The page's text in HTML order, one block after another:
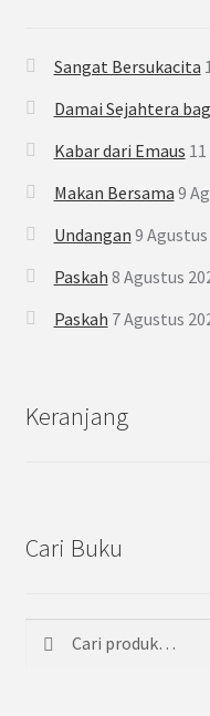
Sangat Bersukacita
Damai Sejahtera
Kabar dari Emaus
Makan Bersama 9
Undangan 9 Agustus
Paskah 8 Agustus
Paskah 7 Agustus
Keranjang
Cari Buku
Pencarian